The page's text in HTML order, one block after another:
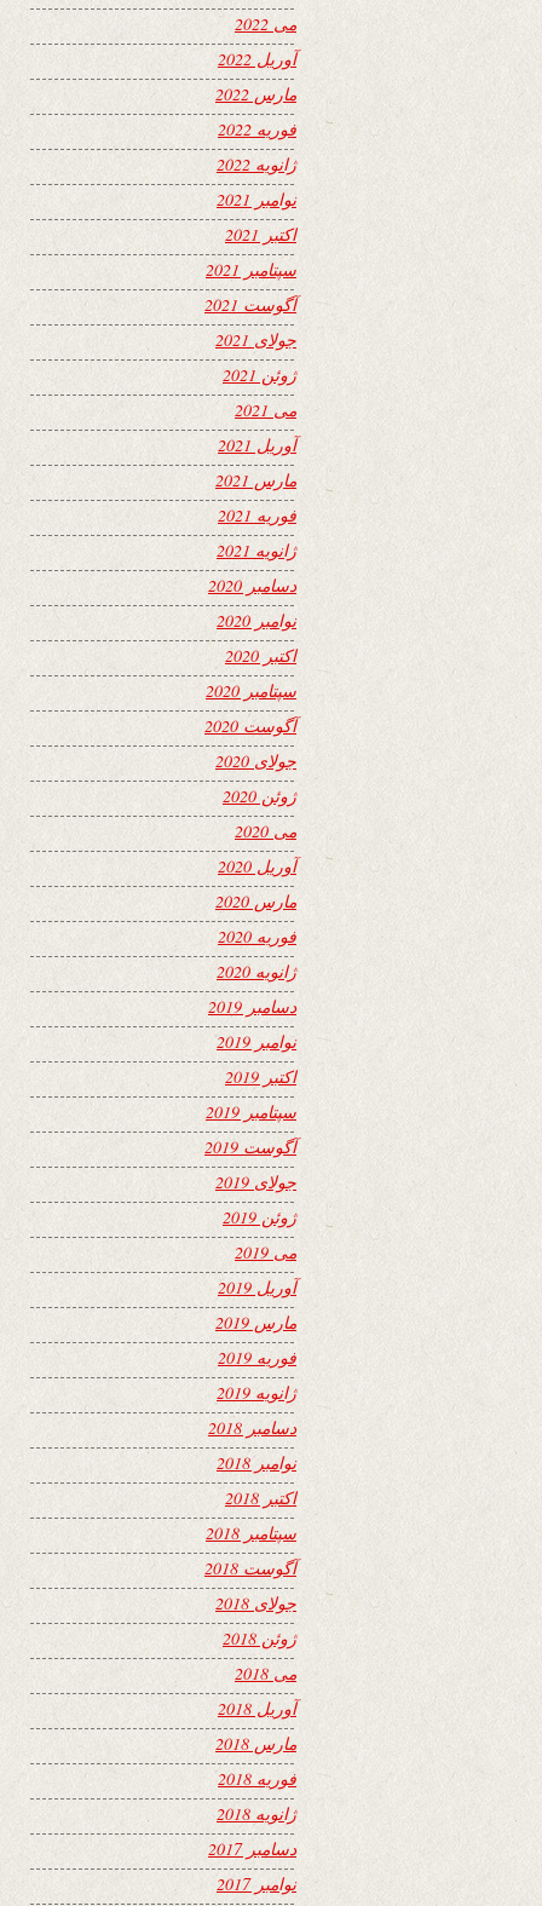
می 2022
آوریل 2022
مارس 2022
فوریه 2022
ژانویه 2022
نوامبر 2021
اکتبر 2021
سپتامبر 2021
آگوست 2021
جولای 2021
ژوئن 2021
می 2021
آوریل 2021
مارس 2021
فوریه 2021
ژانویه 2021
دسامبر 2020
نوامبر 2020
اکتبر 2020
سپتامبر 2020
آگوست 2020
جولای 2020
ژوئن 2020
می 2020
آوریل 2020
مارس 2020
فوریه 2020
ژانویه 2020
دسامبر 2019
نوامبر 2019
اکتبر 2019
سپتامبر 2019
آگوست 2019
جولای 2019
ژوئن 2019
می 2019
آوریل 2019
مارس 2019
فوریه 2019
ژانویه 2019
دسامبر 2018
نوامبر 2018
اکتبر 2018
سپتامبر 2018
آگوست 2018
جولای 2018
ژوئن 2018
می 2018
آوریل 2018
مارس 2018
فوریه 2018
ژانویه 2018
دسامبر 2017
نوامبر 2017